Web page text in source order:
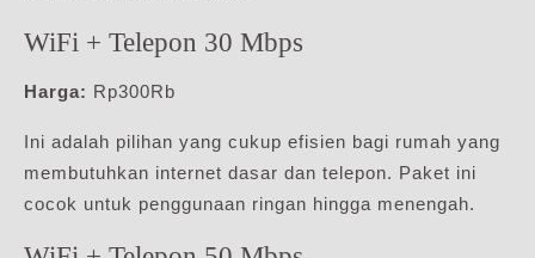
WiFi + Telepon 30 Mbps
Harga: Rp300Rb
Ini adalah pilihan yang cukup efisien bagi rumah yang
membutuhkan internet dasar dan telepon. Paket ini
cocok untuk penggunaan ringan hingga menengah.